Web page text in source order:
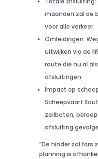
maanden zal de
voor alle verkeer.
Omleidingen:
uitwijken via de
route die nu al
afsluitingen.
Impact op
Scheepvaart
zeilboten,
afsluiting
“De hinder zal fors
planning is